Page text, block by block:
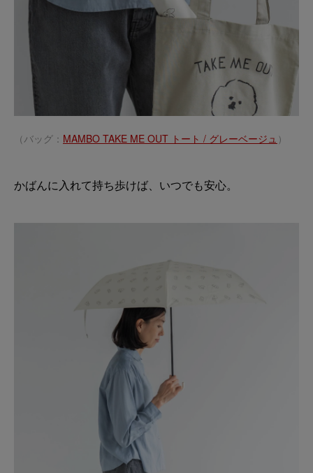
（バッグ： MAMBO TAKE ME OUT トート / グレーベージュ ）
かばんに入れて持ち歩けば、いつでも安心。